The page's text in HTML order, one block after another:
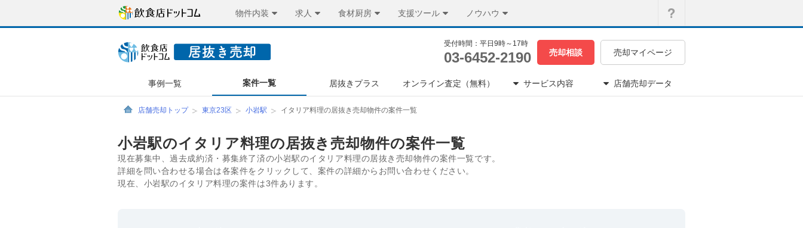
物件内装 求人 食材厨房 支援ツール ノウハウ
受付時間：平日9時～17時
03-6452-2190 売却相談 売却マイページ
事例一覧 案件一覧 居抜きプラス オンライン査定（無料） サービス内容 店舗売却データ
店舗売却トップ 東京23区 小岩駅 イタリア料理の居抜き売却物件の案件一覧
小岩駅のイタリア料理の居抜き売却物件の案件一覧
現在募集中、過去成約済・募集終了済の小岩駅のイタリア料理の居抜き売却物件の案件一覧です。
詳細を問い合わせる場合は各案件をクリックして、案件の詳細からお問い合わせください。
現在、小岩駅のイタリア料理の案件は3件あります。